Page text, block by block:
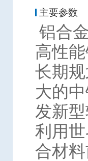
主要参数
铝合
高性
长期
大的
发新
利用
合材